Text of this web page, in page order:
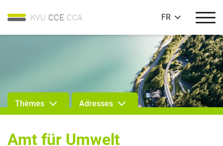
FR
Thèmes Adresses
Amt für Umwelt